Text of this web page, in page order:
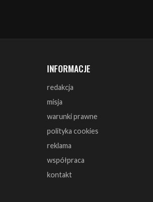
INFORMACJE
redakcja
misja
warunki prawne
polityka cookies
reklama
współpraca
kontakt